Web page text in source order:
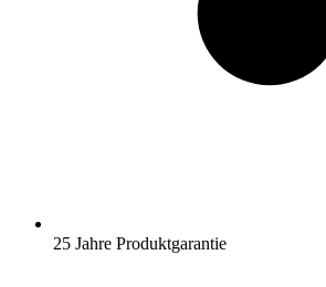
25 Jahre Produktgarantie